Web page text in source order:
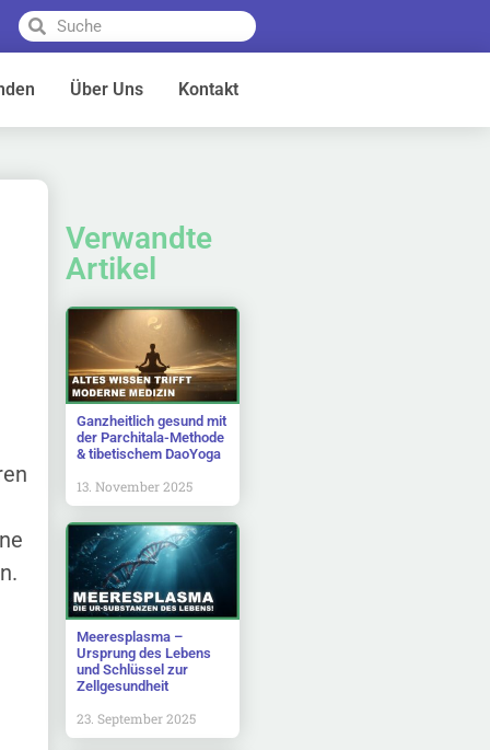
Über Uns Kontakt
Verwandte
Artikel
Ganzheitlich gesund mit
der Parchitala-Methode
& tibetischem DaoYoga
13. November 2025
Meeresplasma –
Ursprung des Lebens
und Schlüssel zur
Zellgesundheit
23. September 2025